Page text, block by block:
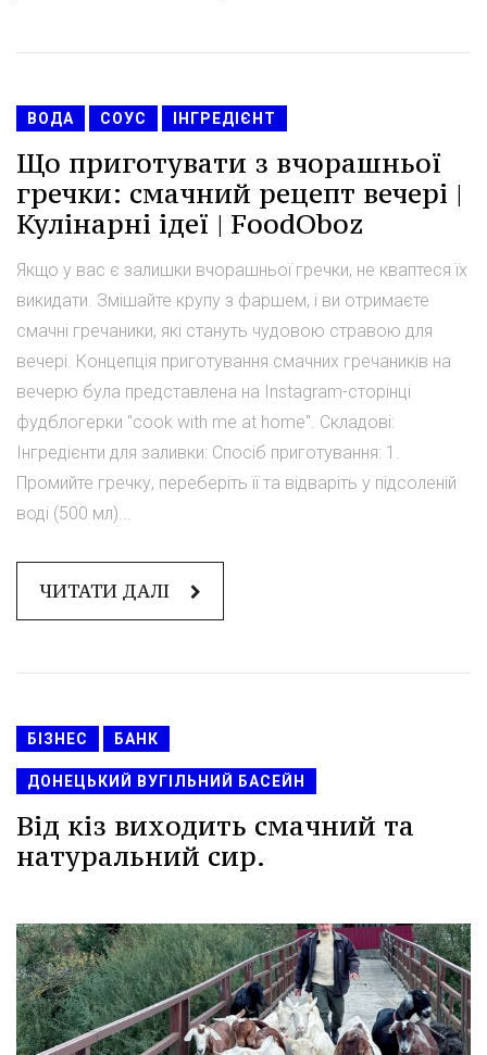
ВОДА СОУС ІНГРЕДІЄНТ
Що приготувати з вчорашньої
гречки: смачний рецепт вечері |
Кулінарні ідеї | FoodOboz
Якщо у вас є залишки вчорашньої гречки, не кваптеся їх
викидати. Змішайте крупу з фаршем, і ви отримаєте
смачні гречаники, які стануть чудовою стравою для
вечері. Концепція приготування смачних гречаників на
вечерю була представлена на Instagram-сторінці
фудблогерки "cook with me at home". Складові:
Інгредієнти для заливки: Спосіб приготування: 1.
Промийте гречку, переберіть її та відваріть у підсоленій
воді (500 мл)...
ЧИТАТИ ДАЛІ
БІЗНЕС БАНК
ДОНЕЦЬКИЙ ВУГІЛЬНИЙ БАСЕЙН
Від кіз виходить смачний та
натуральний сир.